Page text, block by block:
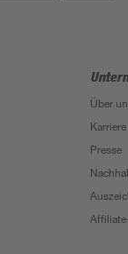
Über
Karriere
Presse